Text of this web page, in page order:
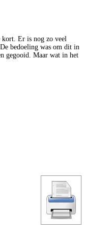
kort. Er is nog zo veel
bedoeling was om dit in
gegooid. Maar wat in het